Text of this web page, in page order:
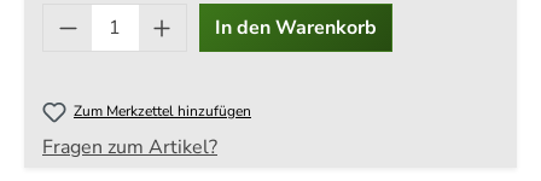
Produkt Anzahl: Gib den
In den Warenkorb
Zum Merkzettel hinzufügen
Fragen zum Artikel?